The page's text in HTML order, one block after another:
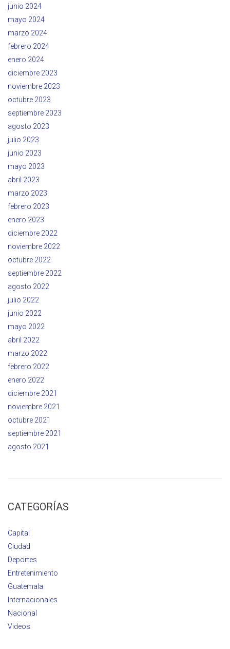
junio 2024
mayo 2024
marzo 2024
febrero 2024
enero 2024
diciembre 2023
noviembre 2023
octubre 2023
septiembre 2023
agosto 2023
julio 2023
junio 2023
mayo 2023
abril 2023
marzo 2023
febrero 2023
enero 2023
diciembre 2022
noviembre 2022
octubre 2022
septiembre 2022
agosto 2022
julio 2022
junio 2022
mayo 2022
abril 2022
marzo 2022
febrero 2022
enero 2022
diciembre 2021
noviembre 2021
octubre 2021
septiembre 2021
agosto 2021
CATEGORÍAS
Capital
Ciudad
Deportes
Entretenimiento
Guatemala
Internacionales
Nacional
Videos